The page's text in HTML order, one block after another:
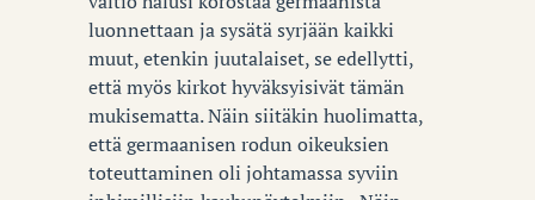
luonnettaan ja sysätä syrjään kaikki
muut, etenkin juutalaiset, se edellytti,
että myös kirkot hyväksyisivät tämän
mukisematta. Näin siitäkin huolimatta,
että germaanisen rodun oikeuksien
toteuttaminen oli johtamassa syviin